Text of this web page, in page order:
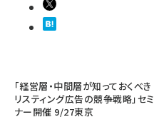
「経営層・中間層が知っておくべき
リスティング広告の競争戦略」セミ
ナー開催 9/27東京